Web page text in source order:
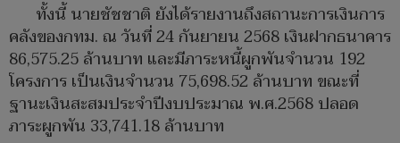
ทั้งนี้ นายชัชชาติ ยังได้รายงานถึงสถานะการเงินการ
คลังของกทม. ณ วันที่ 24 กันยายน 2568 เงินฝากธนาคาร
86,575.25 ล้านบาท และมีภาระหนี้ผูกพันจำนวน 192
โครงการ เป็นเงินจำนวน 75,698.52 ล้านบาท ขณะที่
ฐานะเงินสะสมประจำปีงบประมาณ พ.ศ.2568 ปลอด
ภาระผูกพัน 33,741.18 ล้านบาท